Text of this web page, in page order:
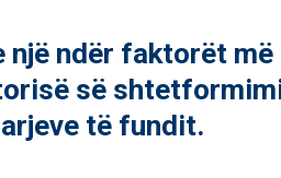
një ndër faktorët më
së
të fundit.